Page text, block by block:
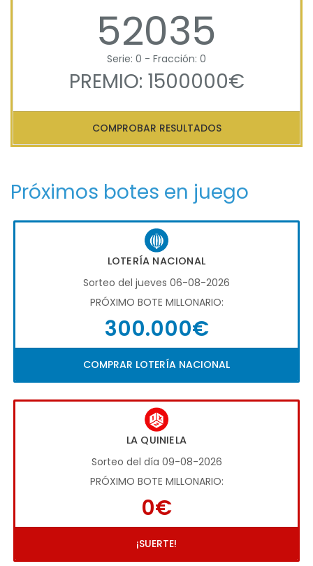
52035
Serie: 0 - Fracción: 0
PREMIO: 1500000€
COMPROBAR RESULTADOS
Próximos botes en juego
LOTERÍA NACIONAL
Sorteo del jueves 06-08-2026
PRÓXIMO BOTE MILLONARIO:
300.000€
COMPRAR LOTERÍA NACIONAL
LA QUINIELA
Sorteo del día 09-08-2026
PRÓXIMO BOTE MILLONARIO:
0€
¡SUERTE!